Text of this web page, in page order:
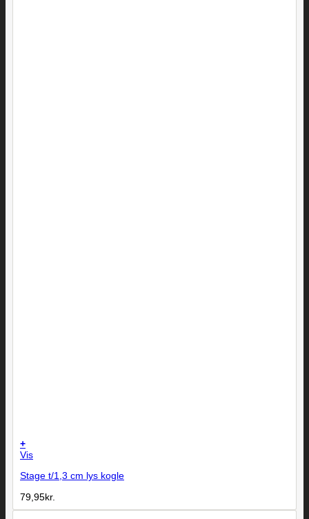
+
Vis
Stage t/1,3 cm lys kogle
79,95kr.